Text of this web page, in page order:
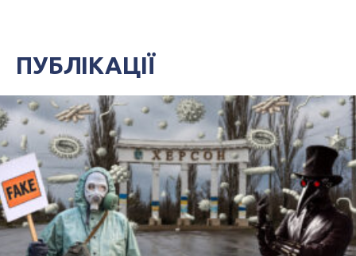
ПУБЛІКАЦІЇ